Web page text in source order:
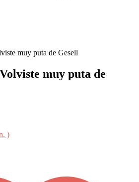
muy puta de Gesell
muy puta de
)